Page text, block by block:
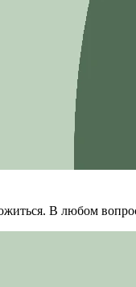
В любом